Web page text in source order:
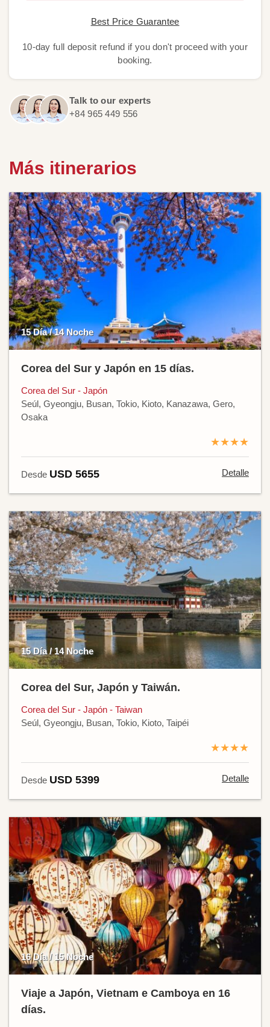
Best Price Guarantee
10-day full deposit refund if you don't proceed with your
booking.
Talk to our experts
+84 965 449 556
Más itinerarios
15 Día / 14 Noche
Corea del Sur y Japón en 15 días.
Corea del Sur - Japón
Seúl, Gyeongju, Busan, Tokio, Kioto, Kanazawa, Gero,
Osaka
★★★★
Desde USD 5655 Detalle
15 Día / 14 Noche
Corea del Sur, Japón y Taiwán.
Corea del Sur - Japón - Taiwan
Seúl, Gyeongju, Busan, Tokio, Kioto, Taipéi
★★★★
Desde USD 5399 Detalle
16 Día / 15 Noche
Viaje a Japón, Vietnam e Camboya en 16
días.